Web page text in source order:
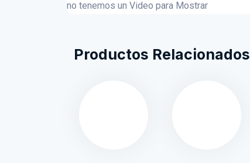
no tenemos un Video para Mostrar
Productos Relacionados